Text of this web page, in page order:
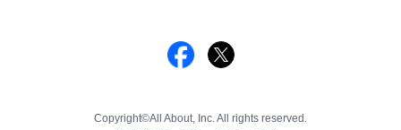
Copyright©All About, Inc. All rights reserved.